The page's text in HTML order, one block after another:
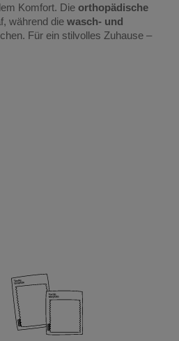
Komfort. Die orthopädische
während die wasch- und
Für ein stilvolles Zuhause –